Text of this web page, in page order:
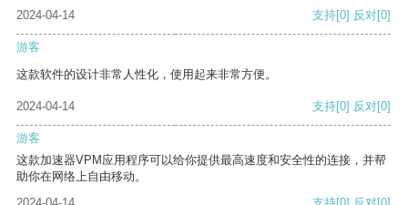
2024-04-14
支持[0] 反对[0]
游客
这款软件的设计非常人性化，使用起来非常方便。
2024-04-14 支持[0] 反对[0]
游客
这款加速器VPM应用程序可以给你提供最高速度和安全性的连接，并帮
助你在网络上自由移动。